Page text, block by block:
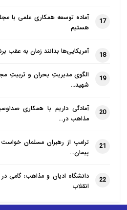
17
آماده توسعه همکاری علمی با
هستیم
18 آمریکایی‌ها بدانند زمان به عقب
19
الگوی مدیریتِ بحران و تربیتِ
شهید…
20
آمادگی داریم با همکاری
مذاهب در…
21
ترامپ از رهبران مسلمان
پیمان…
22
دانشگاه ادیان و مذاهب؛ گامی
انقلاب